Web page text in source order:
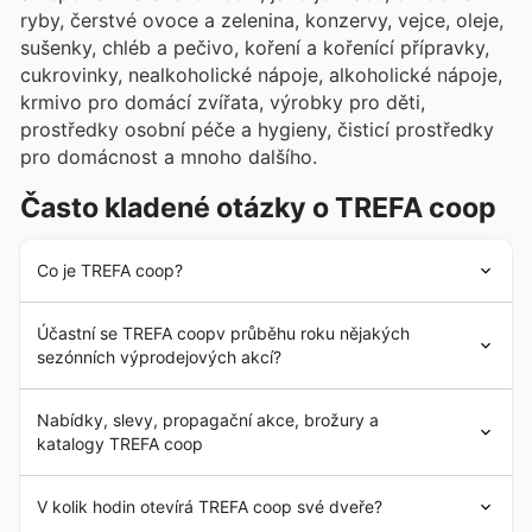
ryby, čerstvé ovoce a zelenina, konzervy, vejce, oleje,
sušenky, chléb a pečivo, koření a kořenící přípravky,
cukrovinky, nealkoholické nápoje, alkoholické nápoje,
krmivo pro domácí zvířata, výrobky pro děti,
prostředky osobní péče a hygieny, čisticí prostředky
pro domácnost a mnoho dalšího.
Často kladené otázky o TREFA coop
Co je TREFA coop?
Společnost
založena v roce 1997 otevřením své první prodejny. Od
svých počátků siTrefa Coopkladla za cíl poskytovat
svým zákazníkům široký sortiment kvalitních a
kosmetických výrobků. V krátké době seTrefa Coop
stala jedním z předních obchodních řetězců na českém
procesem obchodní expanze s rozšířením sortimentu o
Účastní se TREFA coopv průběhu roku nějakých
sezónních výprodejových akcí?
akcí a slevových událostíběhem celého roku, což je
skvělá zpráva pro všechny hledající výhodné nákupy v
Česku. Na naší platformě najdete jejich nejnovější
letáky,týdenní letákyakatalogy, které vám pomohou
Nabídky, slevy, propagační akce, brožury a
katalogy TREFA coop
Sídlo společnostiTrefa Coop, která má dlouhou historii
V kolik hodin otevírá TREFA coop své dveře?